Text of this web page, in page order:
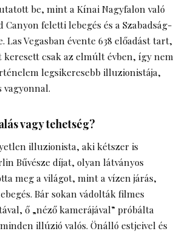
be, mint a Kínai Nagyfalon való
Canyon feletti lebegés és a Szabadság-
Las Vegasban évente 638 előadást tart,
csak az elmúlt évben, így nem
legsikeresebb illuzionistája,
vagy tehetség?
illuzionista, aki kétszer is
Bűvésze díjat, olyan látványos
meg a világot, mint a vízen járás,
Bár sokan vádolták filmes
ő „néző kamerájával” próbálta
illúzió valós. Önálló estjeivel és